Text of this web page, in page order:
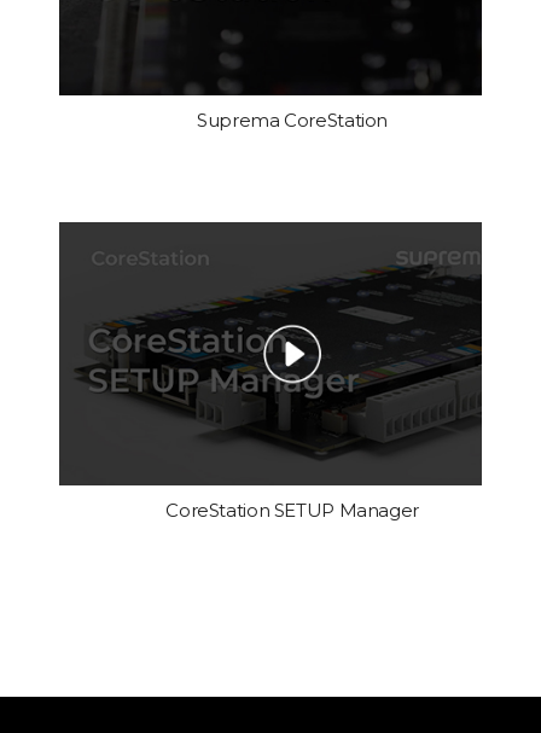
Suprema CoreStation
CoreStation SETUP Manager